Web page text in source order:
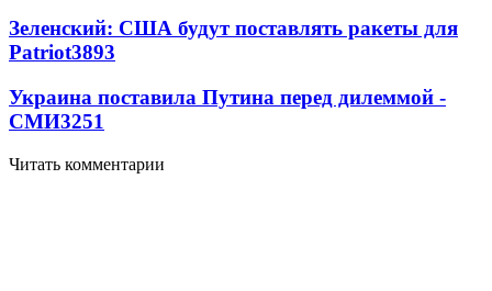
Зеленский: США будут поставлять ракеты для
Patriot3893
Украина поставила Путина перед дилеммой -
СМИ3251
Читать комментарии